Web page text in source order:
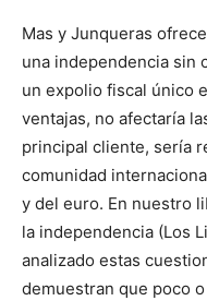
Mas y Junqueras
una independencia sin
un expolio fiscal único
ventajas, no afectaría
principal cliente, sería
comunidad
y del euro. En nuestro
la independencia (Los
analizado estas
demuestran que poco